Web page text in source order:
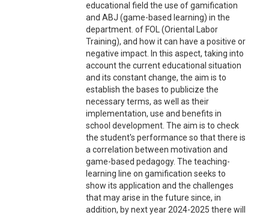
educational field the use of gamification
and ABJ (game-based learning) in the
department. of FOL (Oriental Labor
Training), and how it can have a positive or
negative impact. In this aspect, taking into
account the current educational situation
and its constant change, the aim is to
establish the bases to publicize the
necessary terms, as well as their
implementation, use and benefits in
school development. The aim is to check
the student's performance so that there is
a correlation between motivation and
game-based pedagogy. The teaching-
learning line on gamification seeks to
show its application and the challenges
that may arise in the future since, in
addition, by next year 2024-2025 there will